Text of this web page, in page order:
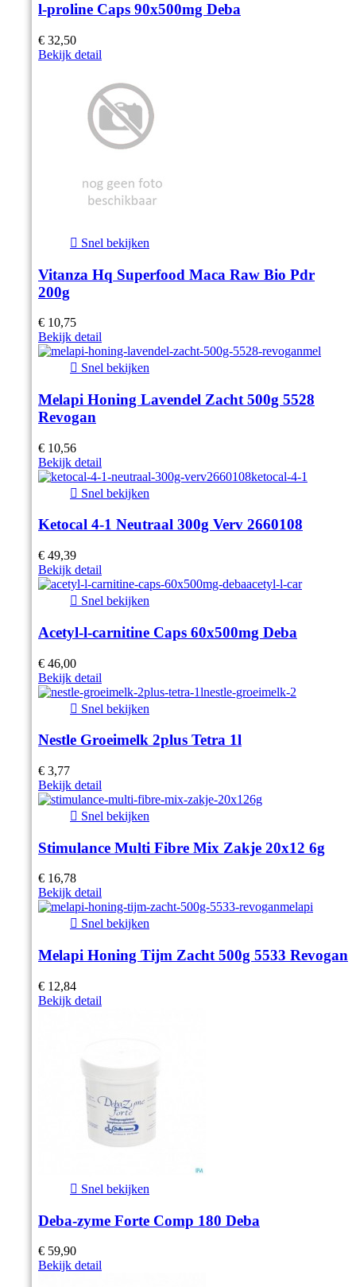
l-proline Caps 90x500mg Deba
€ 32,50
Bekijk detail
 Snel bekijken
Vitanza Hq Superfood Maca Raw Bio Pdr
200g
€ 10,75
Bekijk detail
 Snel bekijken
Melapi Honing Lavendel Zacht 500g 5528
Revogan
€ 10,56
Bekijk detail
 Snel bekijken
Ketocal 4-1 Neutraal 300g Verv 2660108
€ 49,39
Bekijk detail
 Snel bekijken
Acetyl-l-carnitine Caps 60x500mg Deba
€ 46,00
Bekijk detail
 Snel bekijken
Nestle Groeimelk 2plus Tetra 1l
€ 3,77
Bekijk detail
 Snel bekijken
Stimulance Multi Fibre Mix Zakje 20x12 6g
€ 16,78
Bekijk detail
 Snel bekijken
Melapi Honing Tijm Zacht 500g 5533 Revogan
€ 12,84
Bekijk detail
 Snel bekijken
Deba-zyme Forte Comp 180 Deba
€ 59,90
Bekijk detail